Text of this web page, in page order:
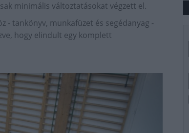
minimális változtatásokat végzett el.
- tankönyv, munkafüzet és segédanyag -
hogy elindult egy komplett